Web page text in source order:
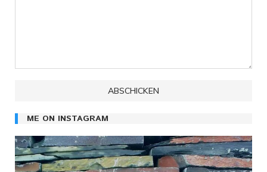
ME ON INSTAGRAM